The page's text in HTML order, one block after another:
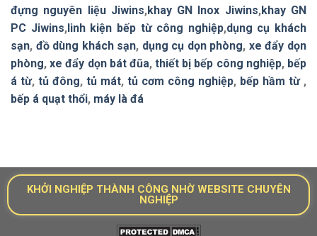
đựng nguyên liệu Jiwins,khay GN Inox Jiwins,khay GN
PC Jiwins,linh kiện bếp từ công nghiệp,dụng cụ khách
sạn, đồ dùng khách sạn, dụng cụ dọn phòng, xe đẩy dọn
phòng,xe đẩy dọn bát đũa,thiết bị bếp công nghiệp, bếp
á từ, tủ đông, tủ mát, tủ cơm công nghiệp, bếp hầm từ,
bếp á quạt thổi, máy là đá
KHỞI NGHIỆP THÀNH CÔNG NHỜ WEBSITE CHUYÊN
NGHIỆP